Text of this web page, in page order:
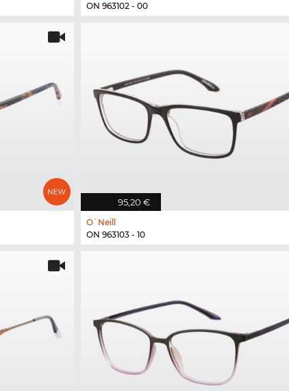
ON 963102 - 00
95,20 €
O`Neill
ON 963103 - 10